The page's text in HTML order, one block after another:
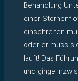
Behandlung
einer
einschreiten
oder er muss
läuft! Das
und ginge